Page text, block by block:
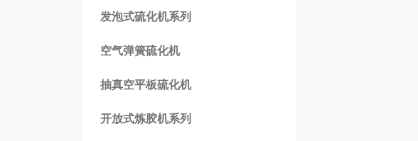
发泡式硫化机系列
空气弹簧硫化机
抽真空平板硫化机
开放式炼胶机系列